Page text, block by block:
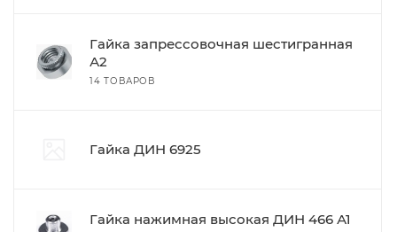
Гайка запрессовочная шестигранная
А2
14 ТОВАРОВ
Гайка ДИН 6925
Гайка нажимная высокая ДИН 466 А1